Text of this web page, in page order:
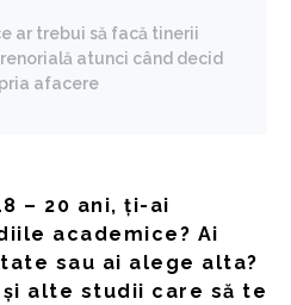
ar trebui să facă tinerii
atunci când decid
afacere
– 20 ani, ți-ai
academice? Ai
sau ai alege alta?
alte studii care să te